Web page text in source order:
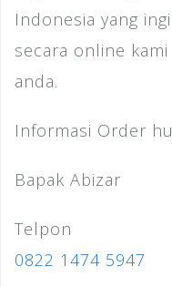
Indonesia yang
secara online
anda.
Informasi Order
Bapak Abizar
Telpon
0822 1474 5947